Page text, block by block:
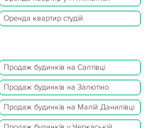
Оренда квартир студій
Продаж будинків на Салтівці
Продаж будинків на Залютіно
Продаж будинків на Малій Данилівці